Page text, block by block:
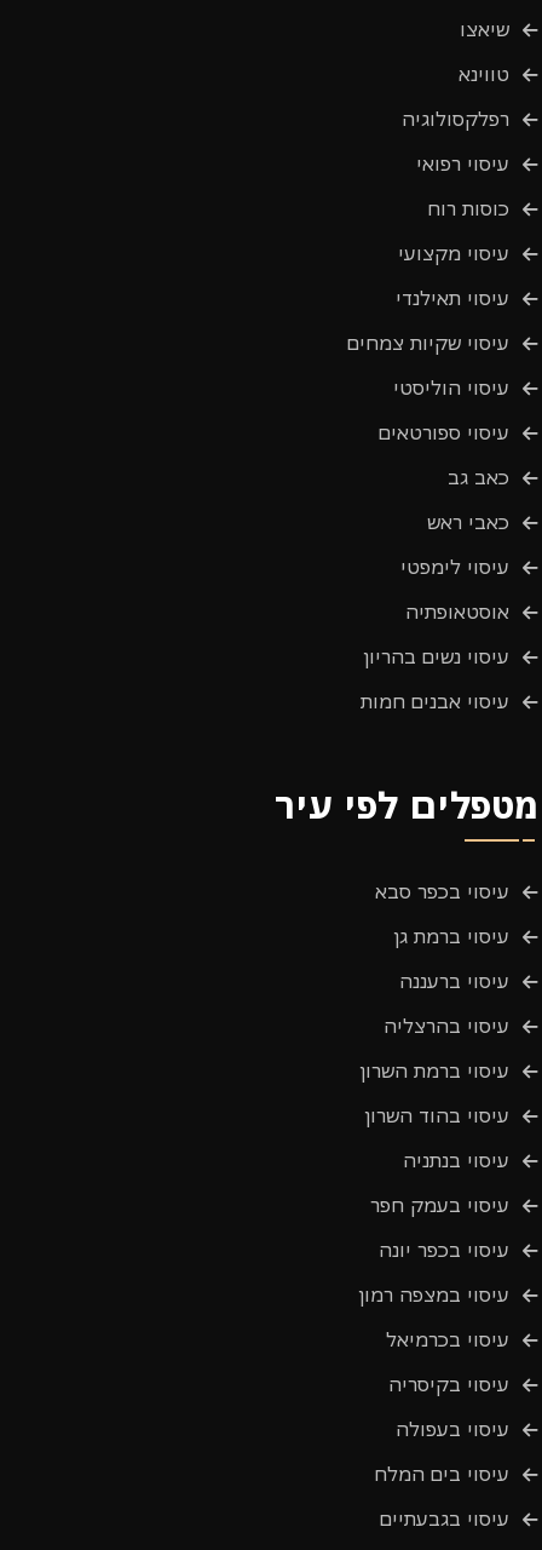
שיאצו
טווינא
רפלקסולוגיה
עיסוי רפואי
כוסות רוח
עיסוי מקצועי
עיסוי תאילנדי
עיסוי שקיות צמחים
עיסוי הוליסטי
עיסוי ספורטאים
כאב גב
כאבי ראש
עיסוי לימפטי
אוסטאופתיה
עיסוי נשים בהריון
עיסוי אבנים חמות
מטפלים לפי עיר
עיסוי בכפר סבא
עיסוי ברמת גן
עיסוי ברעננה
עיסוי בהרצליה
עיסוי ברמת השרון
עיסוי בהוד השרון
עיסוי בנתניה
עיסוי בעמק חפר
עיסוי בכפר יונה
עיסוי במצפה רמון
עיסוי בכרמיאל
עיסוי בקיסריה
עיסוי בעפולה
עיסוי בים המלח
עיסוי בגבעתיים